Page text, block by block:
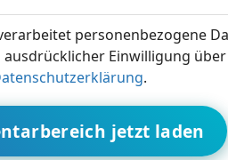
personenbezogene
Einwilligung
.
jetzt laden